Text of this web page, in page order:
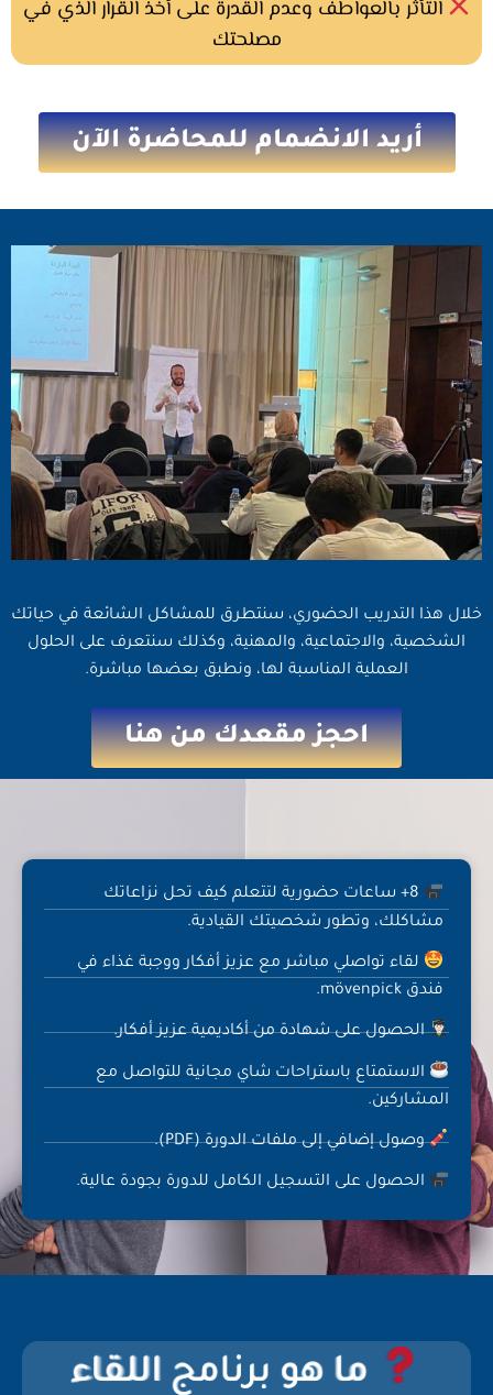
التأثر بالعواطف وعدم القدرة على أخذ القرار الذي في
مصلحتك
أريد الانضمام للمحاضرة الآن
خلال هذا التدريب الحضوري، سنتطرق للمشاكل الشائعة في حياتك
الشخصية، والاجتماعية، والمهنية، وكذلك سنتعرف على الحلول
العملية المناسبة لها، ونطبق بعضها مباشرة.
احجز مقعدك من هنا
8+ ساعات حضورية لتتعلم كيف تحل نزاعاتك
مشاكلك، وتطور شخصيتك القيادية.
لقاء تواصلي مباشر مع عزيز أفكار ووجبة غذاء في
فندق mövenpick.
الحصول على شهادة من أكاديمية عزيز أفكار.
الاستمتاع باستراحات شاي مجانية للتواصل مع
المشاركين.
وصول إضافي إلى ملفات الدورة (PDF).
الحصول على التسجيل الكامل للدورة بجودة عالية.
ما هو برنامج اللقاء
ما هو برنامج اللقاء
ما هو برنامج اللقاء
ما هو برنامج اللقاء
ما هو برنامج اللقاء
ما هو برنامج اللقاء
ما هو برنامج اللقاء
ما هو برنامج اللقاء